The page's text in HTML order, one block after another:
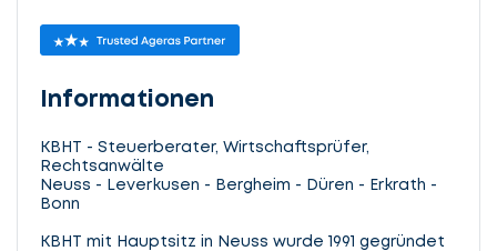
Informationen
KBHT - Steuerberater, Wirtschaftsprüfer,
Rechtsanwälte
Neuss - Leverkusen - Bergheim - Düren - Erkrath -
Bonn
KBHT mit Hauptsitz in Neuss wurde 1991 gegründet